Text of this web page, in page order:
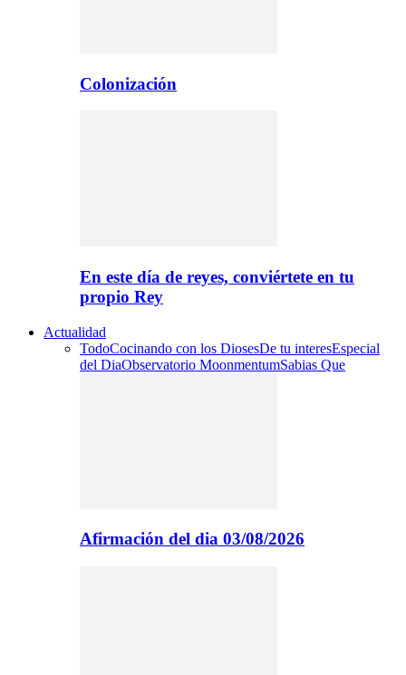
Colonización
En este día de reyes, conviértete en tu
propio Rey
Actualidad
TodoCocinando con los DiosesDe tu interesEspecial
del DiaObservatorio MoonmentumSabias Que
Afirmación del dia 03/08/2026